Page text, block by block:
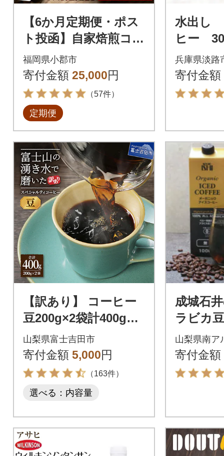
【6か月定期便・ポス
ト投函】自家焙煎コー
ヒー豆 100g×2袋 全12
種[No5354-0229]
福岡県小郡市
寄付金額 25,000円
（57件）
定期便
水出し
ヒー
路島 ド
グ セ
兵庫県淡路
寄付金額
【訳あり】 コーヒー
豆200g×2袋計400g自
家焙煎珈琲 スペシャ
ルティコーヒー 富士
山の湧き水
山梨県富士吉田市
寄付金額 5,000円
（163件）
選べる：内容量
成城石
ラビカ
クアイ
糖
山梨県南ア
寄付金額